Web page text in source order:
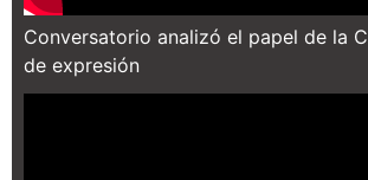
Conversatorio analizó el papel de la
de expresión